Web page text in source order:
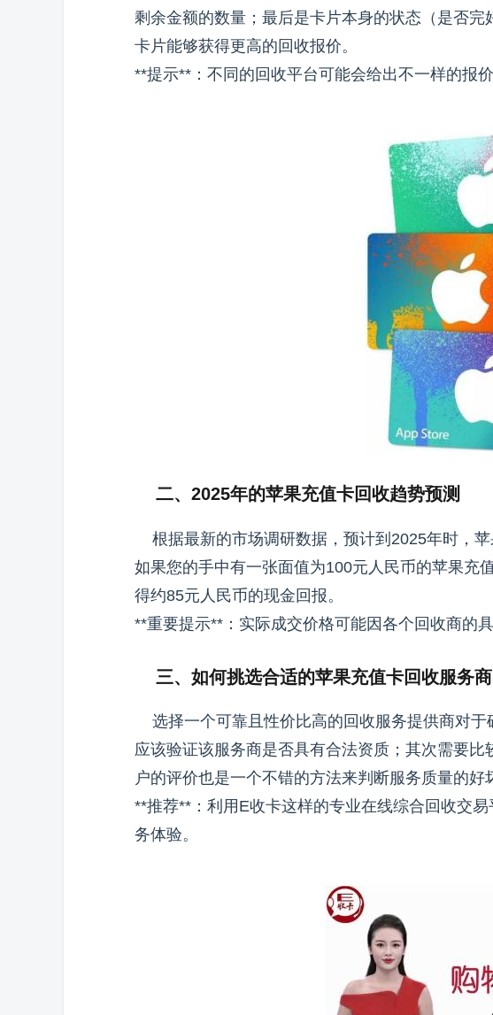
剩余金额的数量；最后是卡片本身的状态（是否
卡片能够获得更高的回收报价。
**提示**：不同的回收平台可能会给出不一样的报
二、2025年的苹果充值卡回收趋势预测
根据最新的市场调研数据，预计到2025年时，
如果您的手中有一张面值为100元人民币的苹果充
得约85元人民币的现金回报。
**重要提示**：实际成交价格可能因各个回收商的
三、如何挑选合适的苹果充值卡回收服务商
选择一个可靠且性价比高的回收服务提供商对
应该验证该服务商是否具有合法资质；其次需要
户的评价也是一个不错的方法来判断服务质量的好
**推荐**：利用E收卡这样的专业在线综合回收交
务体验。